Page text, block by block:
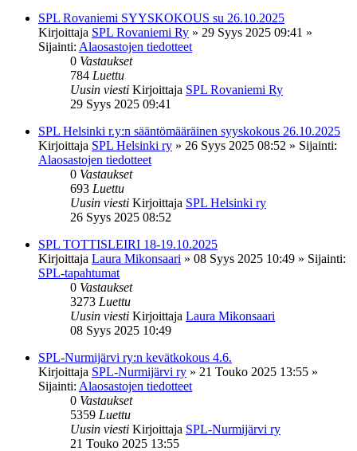
SPL Rovaniemi SYYSKOKOUS su 26.10.2025
Kirjoittaja SPL Rovaniemi Ry » 29 Syys 2025 09:41 »
Sijainti: Alaosastojen tiedotteet
0 Vastaukset
784 Luettu
Uusin viesti Kirjoittaja SPL Rovaniemi Ry
29 Syys 2025 09:41
SPL Helsinki r.y:n sääntömääräinen syyskokous 26.10.2025
Kirjoittaja SPL Helsinki ry » 26 Syys 2025 08:52 » Sijainti:
Alaosastojen tiedotteet
0 Vastaukset
693 Luettu
Uusin viesti Kirjoittaja SPL Helsinki ry
26 Syys 2025 08:52
SPL TOTTISLEIRI 18-19.10.2025
Kirjoittaja Laura Mikonsaari » 08 Syys 2025 10:49 » Sijainti:
SPL-tapahtumat
0 Vastaukset
3273 Luettu
Uusin viesti Kirjoittaja Laura Mikonsaari
08 Syys 2025 10:49
SPL-Nurmijärvi ry:n kevätkokous 4.6.
Kirjoittaja SPL-Nurmijärvi ry » 21 Touko 2025 13:55 »
Sijainti: Alaosastojen tiedotteet
0 Vastaukset
5359 Luettu
Uusin viesti Kirjoittaja SPL-Nurmijärvi ry
21 Touko 2025 13:55